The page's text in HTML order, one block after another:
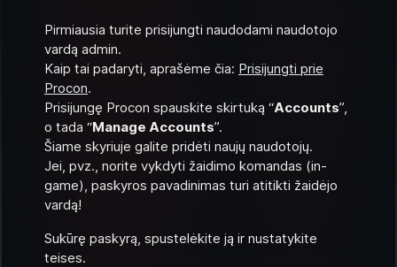
Pirmiausia turite prisijungti naudodami naudotojo
vardą admin.
Kaip tai padaryti, aprašėme čia: Prisijungti prie
Procon.
Prisijungę Procon spauskite skirtuką “Accounts”,
o tada “Manage Accounts”.
Šiame skyriuje galite pridėti naujų naudotojų.
Jei, pvz., norite vykdyti žaidimo komandas (in-
game), paskyros pavadinimas turi atitikti žaidėjo
vardą!
Sukūrę paskyrą, spustelėkite ją ir nustatykite
teises.